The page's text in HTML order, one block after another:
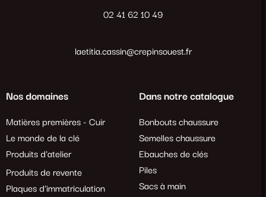
02 41 62 10 49
laetitia.cassin@crepinsouest.fr
Nos domaines
Matières premières - Cuir
Le monde de la clé
Produits d'atelier
Produits de revente
Plaques d'immatriculation
Dans notre catalogue
Bonbouts chaussure
Semelles chaussure
Ebauches de clés
Piles
Sacs à main